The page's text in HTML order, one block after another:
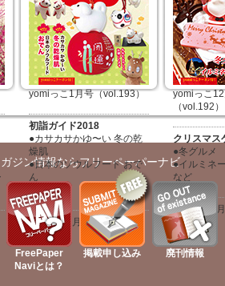
yomiっこ1月号（vol.193）
初詣ガイド2018
●カサカサかゆ〜い 冬の乾
燥肌
●日本のソウルフード おで
ん
など
2018年01月01日
yomiっこ
（vol.192）
クリスマス
●冬グルメ
●イルミネ
など
2017年12
ジン情報ならフリーペーパーナビ
FreePaper
Naviとは？
掲載申し込み 廃刊情報